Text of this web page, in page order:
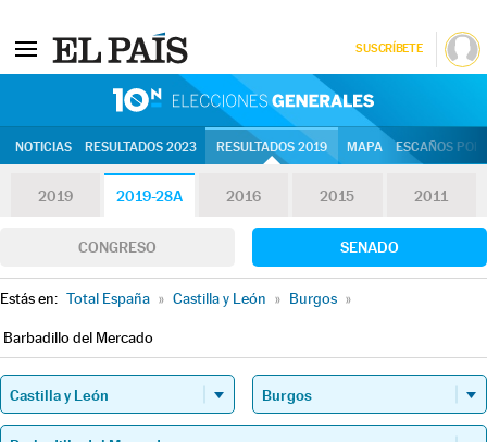
SUSCRÍBETE
NOTICIAS RESULTADOS 2023 RESULTADOS 2019 MAPA ESCAÑOS
2019 2019-28A 2016 2015 2011
CONGRESO SENADO
Estás en: Total España » Castilla y León » Burgos »
Barbadillo del Mercado